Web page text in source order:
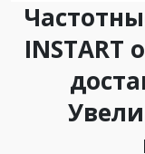
INSTART